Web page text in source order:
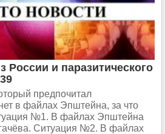
России и паразитического
предпочитал
в файлах Эпштейна, за что
№1. В файлах Эпштейна
Ситуация №2. В файлах